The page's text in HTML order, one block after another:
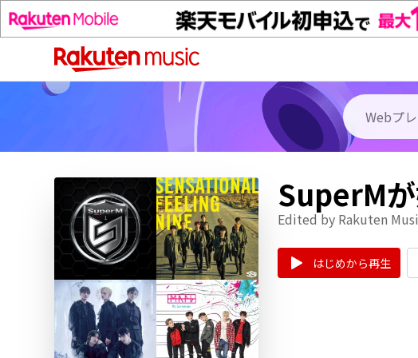
SuperM
Edited by Rakuten
はじめから再生